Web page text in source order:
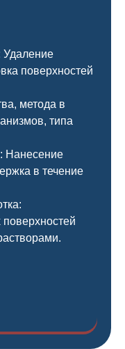
Удаление
поверхностей
метода в
типа
Нанесение
в течение